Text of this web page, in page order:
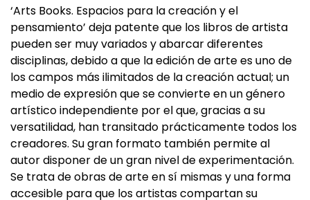
pensamiento’ deja patente que los libros de artista
pueden ser muy variados y abarcar diferentes
disciplinas, debido a que la edición de arte es uno de
los campos más ilimitados de la creación actual; un
medio de expresión que se convierte en un género
artístico independiente por el que, gracias a su
versatilidad, han transitado prácticamente todos los
creadores. Su gran formato también permite al
autor disponer de un gran nivel de experimentación.
Se trata de obras de arte en sí mismas y una forma
accesible para que los artistas compartan su
trabajo con una audiencia más amplia.